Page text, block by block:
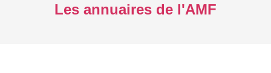
Les annuaires de l'AMF